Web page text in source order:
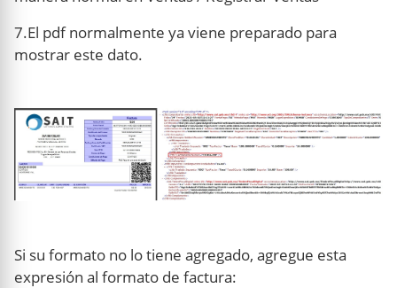
7.El pdf normalmente ya viene preparado para
mostrar este dato.
Si su formato no lo tiene agregado, agregue esta
expresión al formato de factura: